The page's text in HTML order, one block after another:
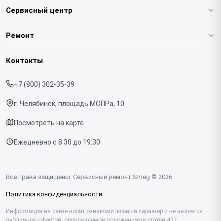
Сервисный центр
О нашем сервисе
Срочный ремонт
Доставка и способы оплаты
Диагностика
Контакты
Ремонт
Кофемашин
Винных шкафов
Вакууматоров
Контакты
+7 (800) 302-35-39
г. Челябинск, площадь МОПРа, 10
Посмотреть на карте
Ежедневно с 8:30 до 19:30
Все права защищены. Сервисный ремонт Smeg © 2026
Политика конфиденциальности
Информация на сайте носит ознакомительный характер и не является